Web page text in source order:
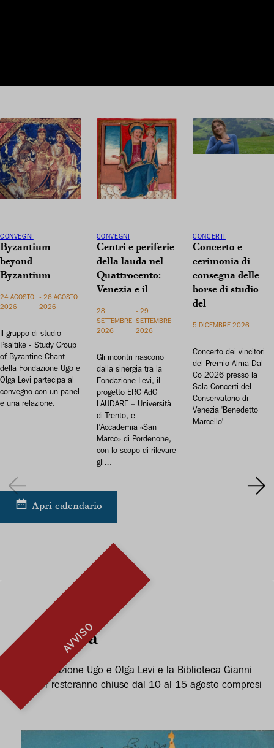
CONVEGNI
Byzantium
beyond
Byzantium
24 AGOSTO
2026
- 26 AGOSTO
2026
Il gruppo di studio
Psaltike - Study Group
of Byzantine Chant
della Fondazione Ugo e
Olga Levi partecipa al
convegno con un panel
e una relazione.
CONVEGNI
Centri e periferie
della lauda nel
Quattrocento:
Venezia e il
28
SETTEMBRE
2026
- 29
SETTEMBRE
2026
Gli incontri nascono
dalla sinergia tra la
Fondazione Levi, il
progetto ERC AdG
LAUDARE – Università
di Trento, e
l’Accademia «San
Marco» di Pordenone,
con lo scopo di rilevare
gli…
CONCERTI
Concerto e
cerimonia di
consegna delle
borse di studio
del
5 DICEMBRE 2026
Concerto dei vincitori
del Premio Alma Dal
Co 2026 presso la
Sala Concerti del
Conservatorio di
Venezia 'Benedetto
Marcello'
< >
Apri calendario
Chiusura
La Fondazione Ugo e Olga Levi e la Biblioteca Gianni
Milner resteranno chiuse dal 10 al 15 agosto compresi
AVVISO